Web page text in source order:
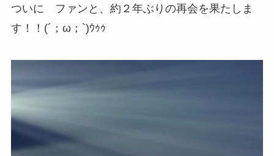
ついに ファンと、約２年ぶりの再会を果たしま
す！！(´；ω；`)ｳｩｩ